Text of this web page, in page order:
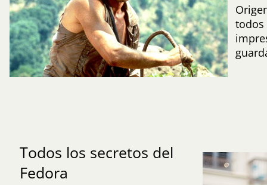
todos
Todos los secretos del
Fedora